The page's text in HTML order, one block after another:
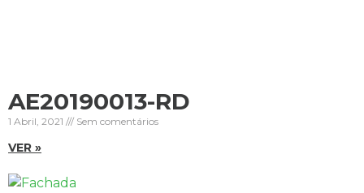
AE20190013-RD
1 Abril, 2021 Sem comentários
VER »